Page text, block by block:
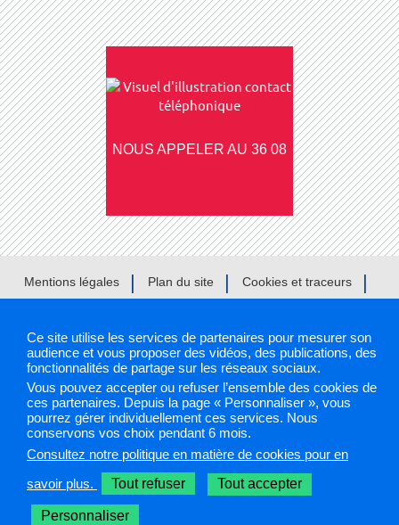
Ce site utilise les services de partenaires pour mesurer son
audience et vous proposer des vidéos, des publications, des
fonctionnalités de partage sur les réseaux sociaux.
Vous pouvez accepter ou refuser l’ensemble des cookies de
ces partenaires. Depuis la page « Personnaliser », vous
pourrez gérer individuellement ces services. Nous
conservons vos choix pendant 6 mois.
Consultez notre politique en matière de cookies pour en
savoir plus.
Tout refuser Tout accepter
Personnaliser
NOUS APPELER AU 36 08
Mentions légales Plan du site
Cookies et traceurs
Sélectionnez une région pour accéder à votre site PAPS
Les sites PAPS